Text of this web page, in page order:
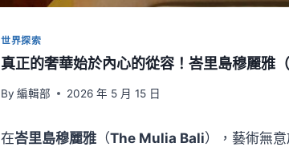
世界探索
真正的奢華始於內心的從容！峇里島穆麗雅
By 編輯部 2026 年 5 月 15 日
在峇里島穆麗雅 （The Mulia Bali），藝術無